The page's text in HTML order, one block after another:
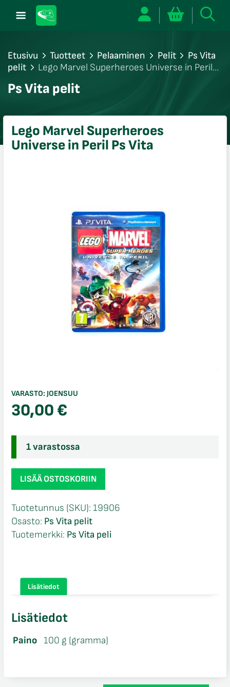
Etusivu Tuotteet Pelaaminen Pelit
Ps Vita
pelit
Lego Marvel Superheroes Universe in Peril
Ps Vita pelit
Lego Marvel Superheroes
Universe in Peril Ps Vita
VARASTO: JOENSUU
30,00€
1 varastossa
Lego
Marvel
Universe
in
Peril
määrä
LISÄÄ OSTOSKORIIN
Tuotetunnus (SKU): 19906
Osasto: Ps Vita pelit
Tuotemerkki: Ps Vita peli
Lisätiedot
Lisätiedot
Paino 100 g (gramma)
sulje
sulje